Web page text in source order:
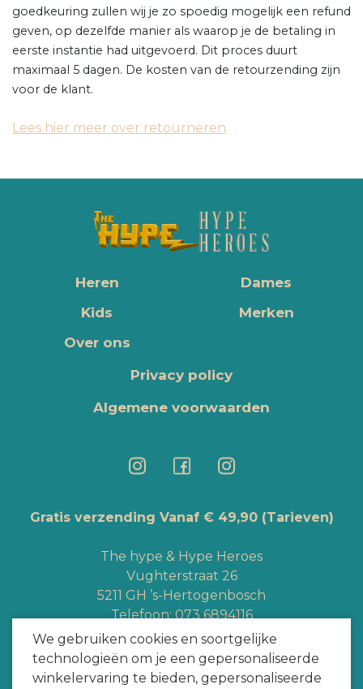
We gebruiken cookies en soortgelijke
technologieën om je een gepersonaliseerde
winkelervaring te bieden, gepersonaliseerde
goedkeuring zullen wij je zo spoedig mogelijk een refund
geven, op dezelfde manier als waarop je de betaling in
eerste instantie had uitgevoerd. Dit proces duurt
maximaal 5 dagen. De kosten van de retourzending zijn
voor de klant.
Lees hier meer over retourneren
Heren
Dames
Kids
Merken
Over ons
Privacy policy
Algemene voorwaarden
Gratis verzending Vanaf € 49,90 (Tarieven)
The hype & Hype Heroes
Vughterstraat 26
5211 GH ’s-Hertogenbosch
Telefoon:073 6894116
Whatsapp:+3165363328
info@hypeheroes.com